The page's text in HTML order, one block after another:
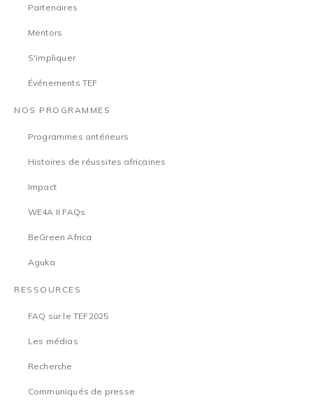
Partenaires
Mentors
S'impliquer
Événements TEF
NOS PROGRAMMES
Programmes antérieurs
Histoires de réussites africaines
Impact
WE4A II FAQs
BeGreen Africa
Aguka
RESSOURCES
FAQ sur le TEF2025
Les médias
Recherche
Communiqués de presse